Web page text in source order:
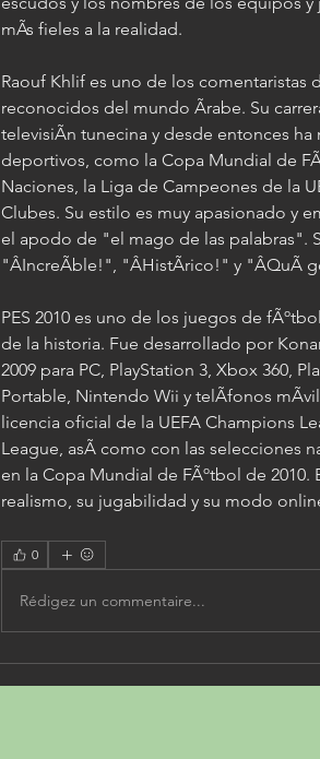
mÃs fieles a la realidad.
Raouf Khlif es uno de los comentaristas
reconocidos del mundo Ãrabe. Su
televisiÃn tunecina y desde entonces
deportivos, como la Copa Mundial de
Naciones, la Liga de Campeones de la
Clubes. Su estilo es muy apasionado y
el apodo de "el mago de las palabras".
"ÂIncreÃble!", "ÂHistÃrico!" y "ÂQuÃ
PES 2010 es uno de los juegos de
de la historia. Fue desarrollado por
2009 para PC, PlayStation 3, Xbox 360,
Portable, Nintendo Wii y telÃfonos
licencia oficial de la UEFA Champions
League, asÃ como con las selecciones
en la Copa Mundial de FÃºtbol de 2010.
realismo, su jugabilidad y su modo
0
Rédigez un commentaire...